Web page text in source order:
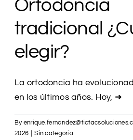
Ortodoncia
tradicional
elegir?
La ortodoncia ha
en los últimos años. Hoy, ➜
By
2026
Sin categoría